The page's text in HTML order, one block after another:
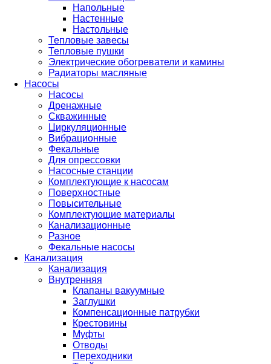
Напольные
Настенные
Настольные
Тепловые завесы
Тепловые пушки
Электрические обогреватели и камины
Радиаторы масляные
Насосы
Насосы
Дренажные
Скважинные
Циркуляционные
Вибрационные
Фекальные
Для опрессовки
Насосные станции
Комплектующие к насосам
Поверхностные
Повысительные
Комплектующие материалы
Канализационные
Разное
Фекальные насосы
Канализация
Канализация
Внутренняя
Клапаны вакуумные
Заглушки
Компенсационные патрубки
Крестовины
Муфты
Отводы
Переходники